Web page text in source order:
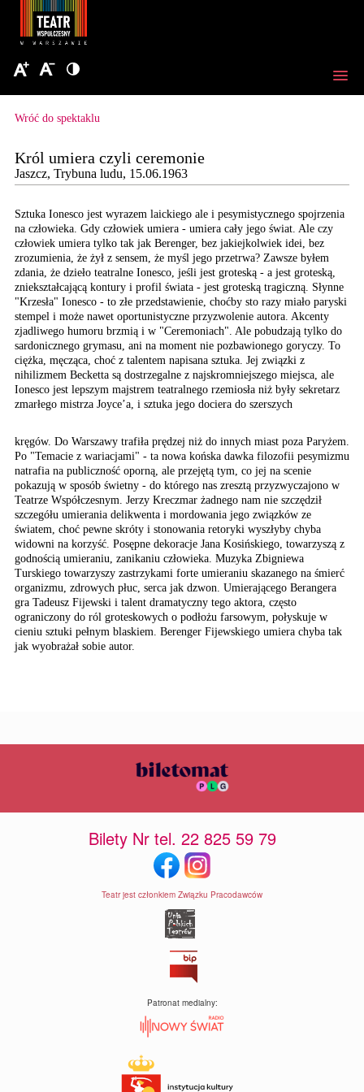
Wróć do spektaklu
Król umiera czyli ceremonie
Jaszcz, Trybuna ludu, 15.06.1963
Sztuka Ionesco jest wyrazem laickiego ale i pesymistycznego spojrzenia
na człowieka. Gdy człowiek umiera - umiera cały jego świat. Ale czy
człowiek umiera tylko tak jak Berenger, bez jakiejkolwiek idei, bez
zrozumienia, że żył z sensem, że myśl jego przetrwa? Zawsze byłem
zdania, że dzieło teatralne Ionesco, jeśli jest groteską - a jest groteską,
zniekształcającą kontury i profil świata - jest groteską tragiczną. Słynne
"Krzesła" Ionesco - to złe przedstawienie, choćby sto razy miało paryski
stempel i może nawet oportunistyczne przyzwolenie autora. Akcenty
zjadliwego humoru brzmią i w "Ceremoniach". Ale pobudzają tylko do
sardonicznego grymasu, ani na moment nie pozbawionego goryczy. To
ciężka, męcząca, choć z talentem napisana sztuka. Jej związki z
nihilizmem Becketta są dostrzegalne z najskromniejszego miejsca, ale
Ionesco jest lepszym majstrem teatralnego rzemiosła niż były sekretarz
zmarłego mistrza Joyce’a, i sztuka jego dociera do szerszych
kręgów. Do Warszawy trafiła prędzej niż do innych miast poza Paryżem.
Po "Temacie z wariacjami" - ta nowa końska dawka filozofii pesymizmu
natrafia na publiczność oporną, ale przejętą tym, co jej na scenie
pokazują w sposób świetny - do którego nas zresztą przyzwyczajono w
Teatrze Współczesnym. Jerzy Kreczmar żadnego nam nie szczędził
szczegółu umierania delikwenta i mordowania jego związków ze
światem, choć pewne skróty i stonowania retoryki wyszłyby chyba
widowni na korzyść. Posępne dekoracje Jana Kosińskiego, towarzyszą z
godnością umieraniu, zanikaniu człowieka. Muzyka Zbigniewa
Turskiego towarzyszy zastrzykami forte umieraniu skazanego na śmierć
organizmu, zdrowych płuc, serca jak dzwon. Umierającego Berangera
gra Tadeusz Fijewski i talent dramatyczny tego aktora, często
ograniczony do ról groteskowych o podłożu farsowym, połyskuje w
cieniu sztuki pełnym blaskiem. Berenger Fijewskiego umiera chyba tak
jak wyobrażał sobie autor.
Bilety Nr tel. 22 825 59 79
Teatr jest członkiem Związku Pracodawców
Patronat medialny: